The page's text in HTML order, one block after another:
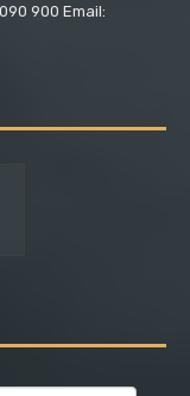
900 Email: